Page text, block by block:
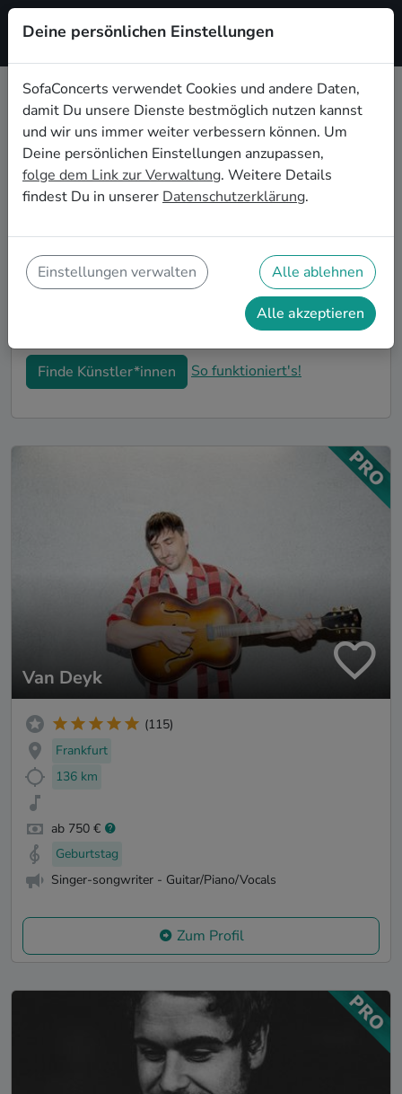
Registrieren
Alternative Live-Musik für den 50.
Geburtstag in Pforzheim
Schon wieder ist ein Jahrzehnt vergangen und Dein
nächster runder Geburtstag steht an? Ein Konzert ist
auf eine ganz besondere Art und Weise zu feiern. Ob
kleine Gartenparty oder Feier mit der ganzen
Nachbarschaft: Auf SofaConcerts findest Du tolle
Alternative Live-Acts, die perfekt zu Deiner 50.
Geburtstagsfeier in Pforzheim passen.
Finde Künstler*innen So funktioniert's!
Van Deyk
(115)
Frankfurt
136 km
ab 750 €
Geburtstag
Singer-songwriter - Guitar/Piano/Vocals
Zum Profil
Deine persönlichen Einstellungen
SofaConcerts verwendet Cookies und andere Daten,
damit Du unsere Dienste bestmöglich nutzen kannst
und wir uns immer weiter verbessern können. Um
Deine persönlichen Einstellungen anzupassen,
folge dem Link zur Verwaltung. Weitere Details
findest Du in unserer Datenschutzerklärung.
Einstellungen verwalten Alle ablehnen
Alle akzeptieren